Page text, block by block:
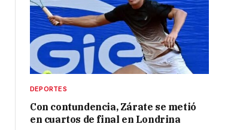
DEPORTES
Con contundencia, Zárate se metió
en cuartos de final en Londrina